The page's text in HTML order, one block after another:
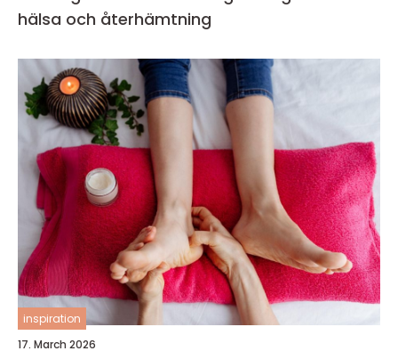
hälsa och återhämtning
inspiration
17. March 2026